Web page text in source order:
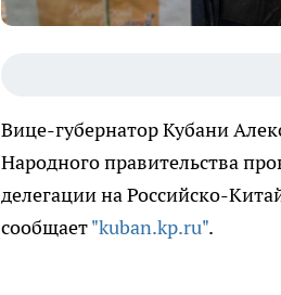
Вице-губернатор Кубани
Народного правительства
делегации на Российско-
сообщает"kuban.kp.ru".